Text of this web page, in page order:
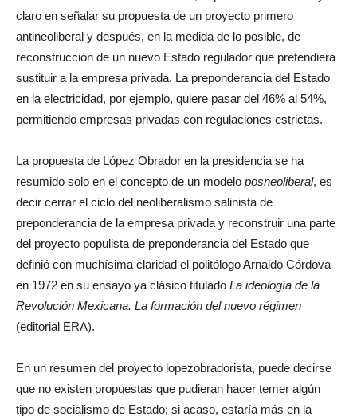
claro en señalar su propuesta de un proyecto primero
antineoliberal y después, en la medida de lo posible, de
reconstrucción de un nuevo Estado regulador que pretendiera
sustituir a la empresa privada. La preponderancia del Estado
en la electricidad, por ejemplo, quiere pasar del 46% al 54%,
permitiendo empresas privadas con regulaciones estrictas.
La propuesta de López Obrador en la presidencia se ha
resumido solo en el concepto de un modelo posneoliberal, es
decir cerrar el ciclo del neoliberalismo salinista de
preponderancia de la empresa privada y reconstruir una parte
del proyecto populista de preponderancia del Estado que
definió con muchísima claridad el politólogo Arnaldo Córdova
en 1972 en su ensayo ya clásico titulado La ideología de la
Revolución Mexicana. La formación del nuevo régimen
(editorial ERA).
En un resumen del proyecto lopezobradorista, puede decirse
que no existen propuestas que pudieran hacer temer algún
tipo de socialismo de Estado; si acaso, estaría más en la